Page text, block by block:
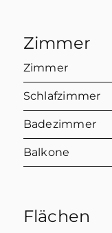
Zimmer
Zimmer
Schlafzimmer
Badezimmer
Balkone
Flächen